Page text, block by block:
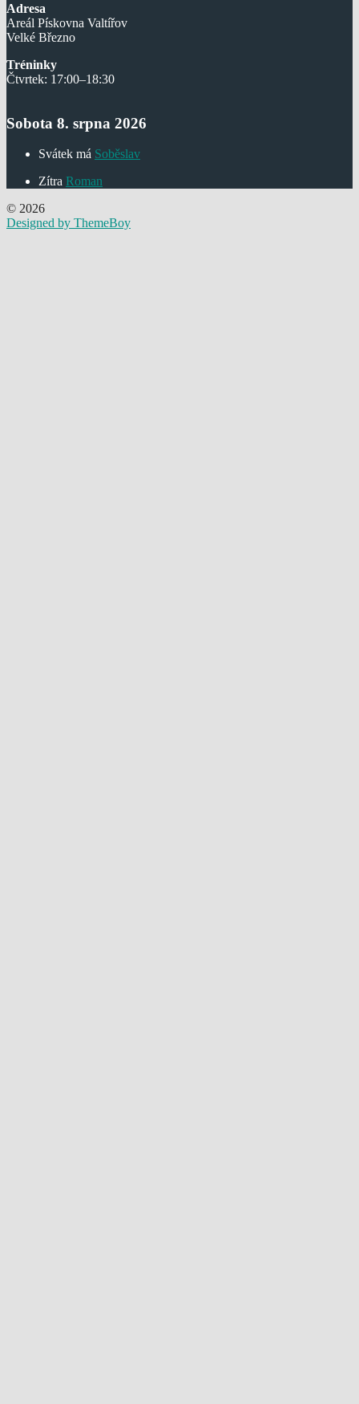
Adresa
Areál Pískovna Valtířov
Velké Březno
Tréninky
Čtvrtek: 17:00–18:30
Sobota 8. srpna 2026
Svátek má Soběslav
Zítra Roman
© 2026
Designed by ThemeBoy